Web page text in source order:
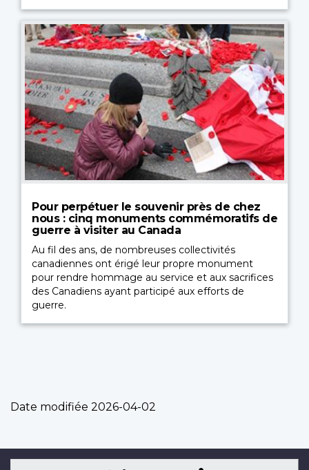
Pour perpétuer le souvenir près de chez
nous : cinq monuments commémoratifs de
guerre à visiter au Canada
Au fil des ans, de nombreuses collectivités
canadiennes ont érigé leur propre monument
pour rendre hommage au service et aux sacrifices
des Canadiens ayant participé aux efforts de
guerre.
Date modifiée 2026-04-02